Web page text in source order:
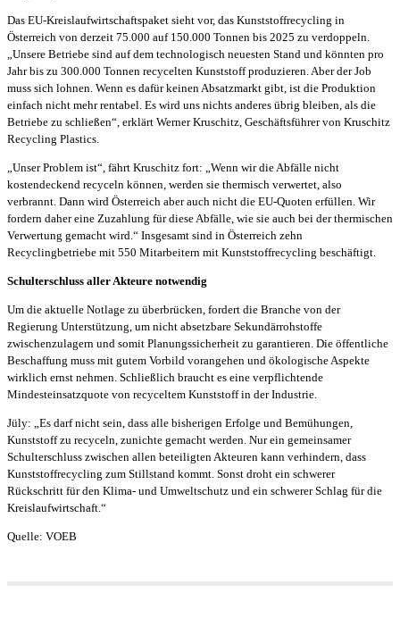
Das EU-Kreislaufwirtschaftspaket sieht vor, das Kunststoffrecycling in
Österreich von derzeit 75.000 auf 150.000 Tonnen bis 2025 zu verdoppeln.
„Unsere Betriebe sind auf dem technologisch neuesten Stand und könnten pro
Jahr bis zu 300.000 Tonnen recycelten Kunststoff produzieren. Aber der Job
muss sich lohnen. Wenn es dafür keinen Absatzmarkt gibt, ist die Produktion
einfach nicht mehr rentabel. Es wird uns nichts anderes übrig bleiben, als die
Betriebe zu schließen“, erklärt Werner Kruschitz, Geschäftsführer von Kruschitz
Recycling Plastics.
„Unser Problem ist“, fährt Kruschitz fort: „Wenn wir die Abfälle nicht
kostendeckend recyceln können, werden sie thermisch verwertet, also
verbrannt. Dann wird Österreich aber auch nicht die EU-Quoten erfüllen. Wir
fordern daher eine Zuzahlung für diese Abfälle, wie sie auch bei der thermischen
Verwertung gemacht wird.“ Insgesamt sind in Österreich zehn
Recyclingbetriebe mit 550 Mitarbeitern mit Kunststoffrecycling beschäftigt.
Schulterschluss aller Akteure notwendig
Um die aktuelle Notlage zu überbrücken, fordert die Branche von der
Regierung Unterstützung, um nicht absetzbare Sekundärrohstoffe
zwischenzulagern und somit Planungssicherheit zu garantieren. Die öffentliche
Beschaffung muss mit gutem Vorbild vorangehen und ökologische Aspekte
wirklich ernst nehmen. Schließlich braucht es eine verpflichtende
Mindesteinsatzquote von recyceltem Kunststoff in der Industrie.
Jüly: „Es darf nicht sein, dass alle bisherigen Erfolge und Bemühungen,
Kunststoff zu recyceln, zunichte gemacht werden. Nur ein gemeinsamer
Schulterschluss zwischen allen beteiligten Akteuren kann verhindern, dass
Kunststoffrecycling zum Stillstand kommt. Sonst droht ein schwerer
Rückschritt für den Klima- und Umweltschutz und ein schwerer Schlag für die
Kreislaufwirtschaft.“
Quelle: VOEB